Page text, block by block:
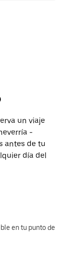
un viaje
-
antes de tu
día del
en tu punto de